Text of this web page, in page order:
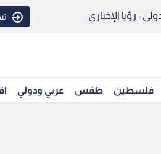
- رؤيا الإخباري
فلسطين طقس عربي ودولي